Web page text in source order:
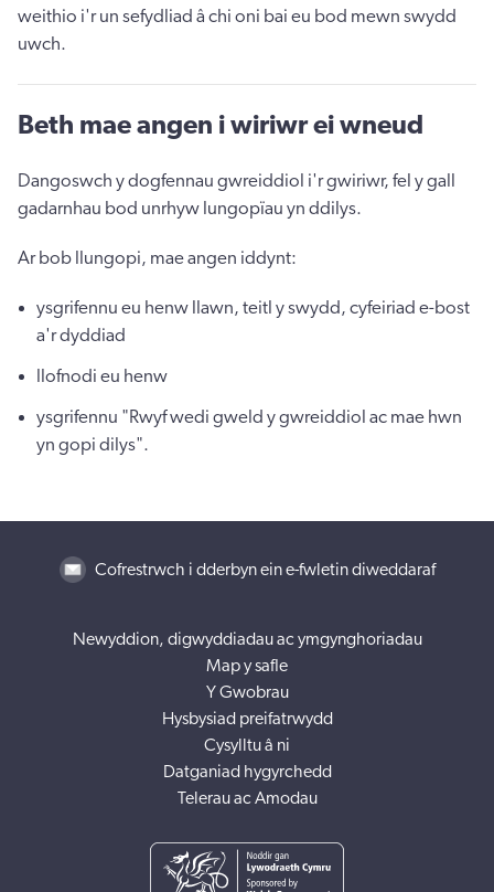
weithio i'r un sefydliad â chi oni bai eu bod mewn swydd
uwch.
Beth mae angen i wiriwr ei wneud
Dangoswch y dogfennau gwreiddiol i'r gwiriwr, fel y gall
gadarnhau bod unrhyw lungopïau yn ddilys.
Ar bob llungopi, mae angen iddynt:
ysgrifennu eu henw llawn, teitl y swydd, cyfeiriad e-bost
a'r dyddiad
llofnodi eu henw
ysgrifennu "Rwyf wedi gweld y gwreiddiol ac mae hwn
yn gopi dilys".
Cofrestrwch i dderbyn ein e-fwletin diweddaraf
Newyddion, digwyddiadau ac ymgynghoriadau
Map y safle
Y Gwobrau
Hysbysiad preifatrwydd
Cysylltu â ni
Datganiad hygyrchedd
Telerau ac Amodau